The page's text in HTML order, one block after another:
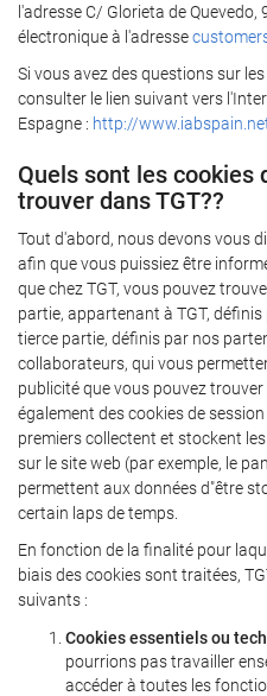
l'adresse C/ Glorieta de
électronique à l'adresse
Si vous avez des questions sur
consulter le lien suivant vers
Espagne : http://
Quels sont les cookies
trouver dans TGT??
Tout d'abord, nous devons vous
afin que vous puissiez être
que chez TGT, vous pouvez
partie, appartenant à TGT,
tierce partie, définis par nos
collaborateurs, qui vous
publicité que vous pouvez
également des cookies de
premiers collectent et stockent
sur le site web (par exemple, le
permettent aux données d"être
certain laps de temps.
En fonction de la finalité pour
biais des cookies sont traitées,
suivants :
Cookies essentiels ou
pourrions pas travailler
accéder à toutes les